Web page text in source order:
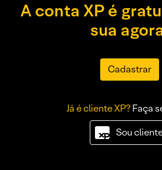
A conta XP é
sua
Cadastrar
Já é cliente XP?Faça
Sou